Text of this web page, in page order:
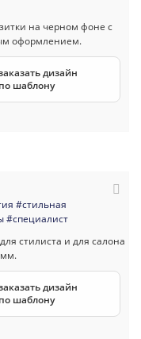
дизайн
по шаблону
#стильная
#специалист
дизайн
по шаблону